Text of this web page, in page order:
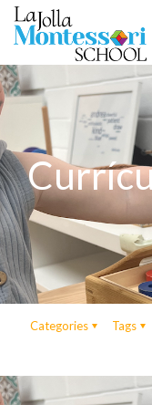
Categories Tags